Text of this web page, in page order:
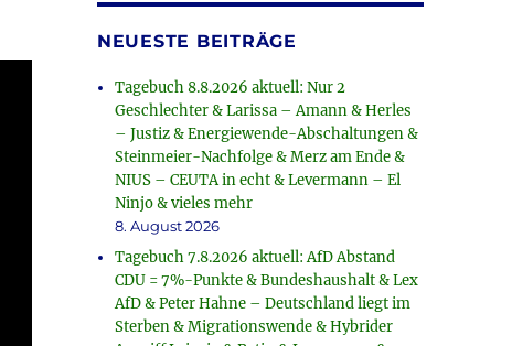
NEUESTE BEITRÄGE
Tagebuch 8.8.2026 aktuell: Nur 2
Geschlechter & Larissa – Amann & Herles
– Justiz & Energiewende-Abschaltungen &
Steinmeier-Nachfolge & Merz am Ende &
NIUS – CEUTA in echt & Levermann – El
Ninjo & vieles mehr
8. August 2026
Tagebuch 7.8.2026 aktuell: AfD Abstand
CDU = 7%-Punkte & Bundeshaushalt & Lex
AfD & Peter Hahne – Deutschland liegt im
Sterben & Migrationswende & Hybrider